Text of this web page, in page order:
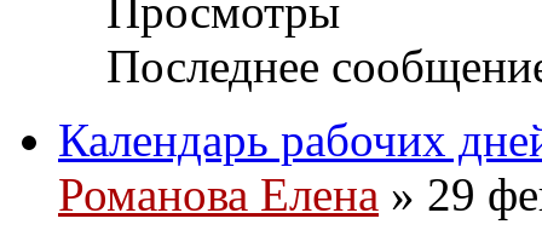
Просмотры
Последнее
Календарь рабочих
Романова Елена » 29